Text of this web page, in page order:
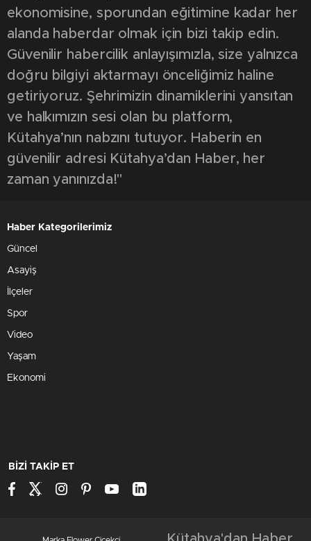
ekonomisine, sporundan eğitimine kadar her
alanda haberdar olmak için bizi takip edin.
Güvenilir habercilik anlayışımızla, size yalnızca
doğru bilgiyi aktarmayı önceliğimiz haline
getiriyoruz. Şehrimizin dinamiklerini yansıtan
ve halkımızın sesi olan bu platform,
Kütahya’nın nabzını tutuyor. Haberin en
güvenilir adresi Kütahya’dan Haber, her
zaman yanınızda!"
Haber Kategorilerimiz
Güncel
Asayiş
İlçeler
Spor
Video
Yaşam
Ekonomi
BİZİ TAKİP ET